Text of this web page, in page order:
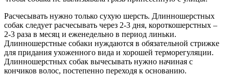
Расчесывать нужно только сухую шерсть. Длинношерстных
собак следует расчесывать через 2-3 дня, короткошерстных –
2-3 раза в месяц и еженедельно в период линьки.
Длинношерстные собаки нуждаются в обязательной стрижке
для придания ухоженного вида и хорошей терморегуляции.
Длинношерстных собак вычесывать нужно начиная с
кончиков волос, постепенно переходя к основанию.